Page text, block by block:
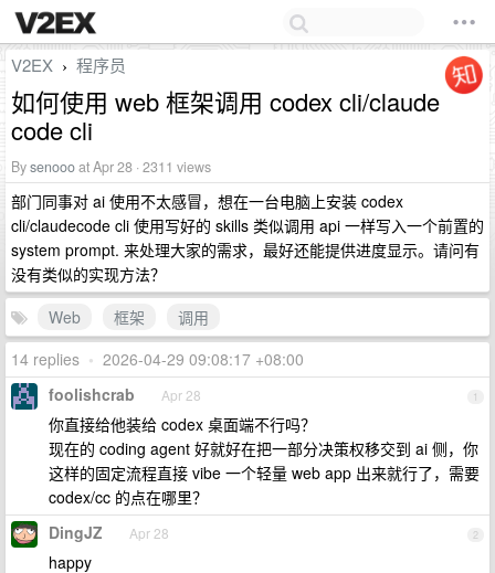
V2EX › 程序员
如何使用 web 框架调用 codex cli/claude
code cli
Bysenoooat Apr 28 · 2311 views
部门同事对 ai 使用不太感冒，想在一台电脑上安装 codex
cli/claudecode cli 使用写好的 skills 类似调用 api 一样写入一个前置的
system prompt. 来处理大家的需求，最好还能提供进度显示。请问有
没有类似的实现方法？
Web
框架
调用
14 replies • 2026-04-29 09:08:17 +08:00
1
foolishcrab Apr 28
你直接给他装给 codex 桌面端不行吗？
现在的 coding agent 好就好在把一部分决策权移交到 ai 侧，你
这样的固定流程直接 vibe 一个轻量 web app 出来就行了，需要
codex/cc 的点在哪里？
2
DingJZ Apr 28
happy